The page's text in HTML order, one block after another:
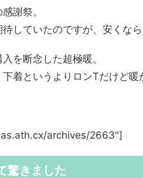
謝祭。
していたのですが、安くな
を断念した超極暖。
着というよりロンTだけど暖
archives/2663"]
驚きました